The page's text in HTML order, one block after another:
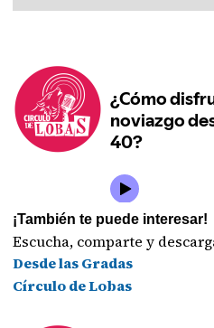
¡También te puede interesar!
Escucha, comparte y
Desde las Gradas
Círculo de Lobas